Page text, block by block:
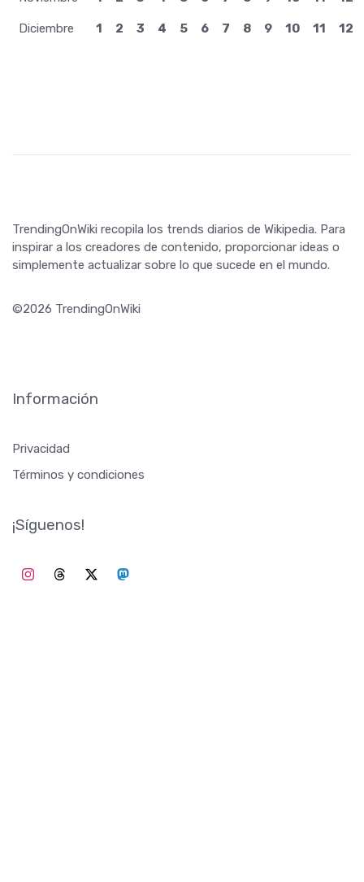
Diciembre 1 2 3 4 5 6 7 8 9 10 11 12
TrendingOnWiki recopila los trends diarios de Wikipedia. Para
inspirar a los creadores de contenido, proporcionar ideas o
simplemente actualizar sobre lo que sucede en el mundo.
©2026 TrendingOnWiki
Información
Privacidad
Términos y condiciones
¡Síguenos!